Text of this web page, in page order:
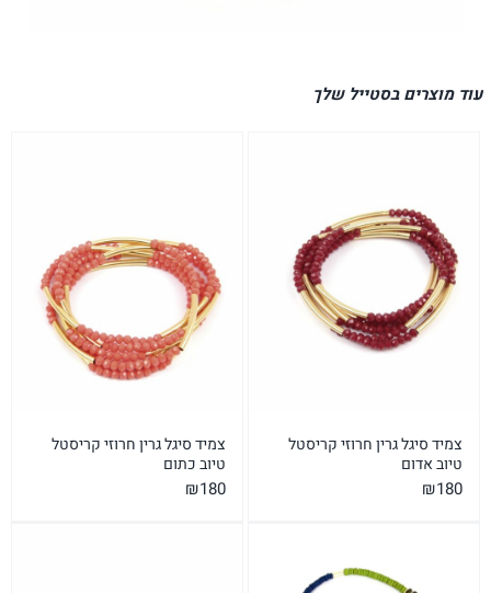
עוד מוצרים בסטייל שלך
צמיד סיגל גרין חרוזי קריסטל
טיוב אדום
₪180
צמיד סיגל גרין חרוזי קריסטל
טיוב כתום
₪180